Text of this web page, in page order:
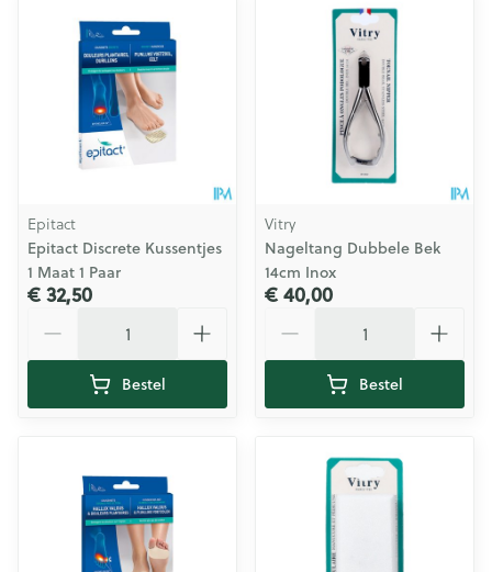
Epitact
Epitact Discrete Kussentjes
1 Maat 1 Paar
€ 32,50
Bestel
Vitry
Nageltang Dubbele Bek
14cm Inox
€ 40,00
Bestel